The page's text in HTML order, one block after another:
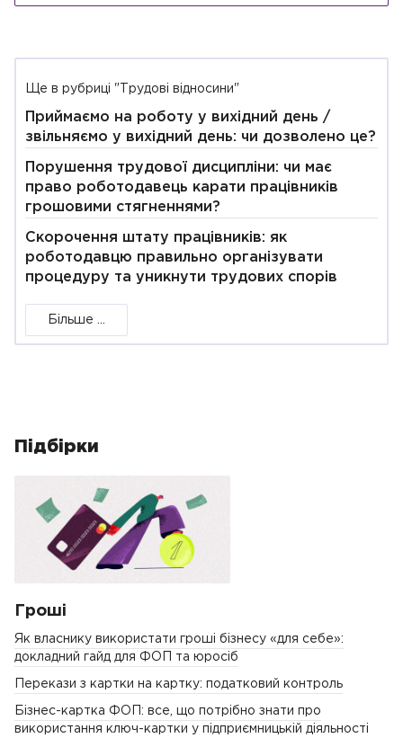
Ще в рубриці "Трудові відносини"
Приймаємо на роботу у вихідний день /
звільняємо у вихідний день: чи дозволено це?
Порушення трудової дисципліни: чи має
право роботодавець карати працівників
грошовими стягненнями?
Скорочення штату працівників: як
роботодавцю правильно організувати
процедуру та уникнути трудових спорів
Більше ...
Підбірки
Гроші
Як власнику використати гроші бізнесу «для себе»:
докладний гайд для ФОП та юросіб
Перекази з картки на картку: податковий контроль
Бізнес-картка ФОП: все, що потрібно знати про
використання ключ-картки у підприємницькій діяльності